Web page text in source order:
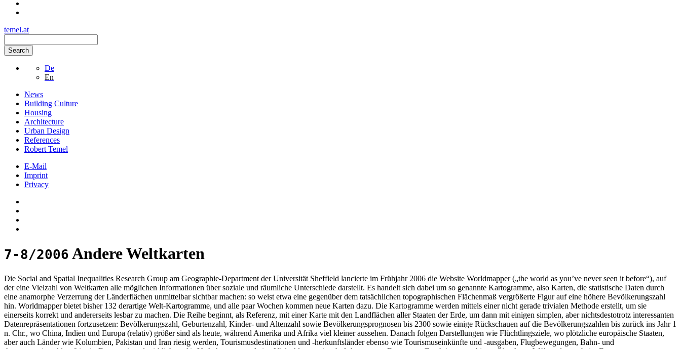
temel.at
Search
De
En
News
Building Culture
Housing
Architecture
Urban Design
References
Robert Temel
E-Mail
Imprint
Privacy
7-8/2006 Andere Weltkarten
Die Social and Spatial Inequalities Research Group am Geographie-Department der Universität Sheffield lancierte im Frühjahr 2006 die Website Worldmapper („the world as you’ve never seen it before“), auf
der eine Vielzahl von Weltkarten alle möglichen Informationen über soziale und räumliche Unterschiede darstellt. Es handelt sich dabei um so genannte Kartogramme, also Karten, die statistische Daten durch
eine anamorphe Verzerrung der Länderflächen unmittelbar sichtbar machen: so weist etwa eine gegenüber dem tatsächlichen topographischen Flächenmaß vergrößerte Figur auf eine höhere Bevölkerungszahl
hin. Worldmapper bietet bisher 132 derartige Welt-Kartogramme, und alle paar Wochen kommen neue Karten dazu. Die Kartogramme werden mittels einer nicht gerade trivialen Methode erstellt, um sie
einerseits korrekt und andererseits lesbar zu machen. Die Reihe beginnt, als Referenz, mit einer Karte mit den Landflächen aller Staaten der Erde, um dann mit einigen simplen, aber nichtsdestotrotz interessanten
Datenrepräsentationen fortzusetzen: Bevölkerungszahl, Geburtenzahl, Kinder- und Altenzahl sowie Bevölkerungsprognosen bis 2300 sowie einige Rückschauen auf die Bevölkerungszahlen bis zurück ins Jahr 1
n. Chr., wo China, Indien und Europa (relativ) größer sind als heute, während Amerika und Afrika viel kleiner aussehen. Danach folgen Darstellungen wie Flüchtlingsziele, wo plötzliche europäische Staaten,
aber auch Länder wie Kolumbien, Pakistan und Iran riesig werden, Tourismusdestinationen und -herkunftsländer ebenso wie Tourismuseinkünfte und -ausgaben, Flugbewegungen, Bahn- und